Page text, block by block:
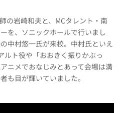
の岩崎和夫と、MCタレント・南
を、ソニックホールで行いまし
中村悠一氏が来校。中村氏といえ
ルト役や「おおきく振りかぶっ
ニメでおなじみとあって会場は満
も目が輝いていました。